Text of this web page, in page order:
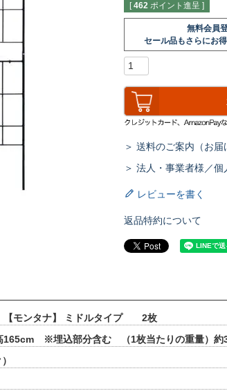
[ 462 ポイント進呈 ]
無料会員
セール品もさらにお
＞ 送料のご案内（お届
＞ 法人・事業者様／
レビューを書く
返品特約について
【モンタナ】 ミドルタイプ 2枚
165cm ※埋込部分含む （1枚当たりの重量）約